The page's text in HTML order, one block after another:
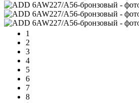
1
2
3
4
5
6
7
8